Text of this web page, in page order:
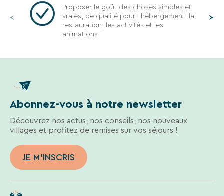
Proposer le goût des choses simples et
vraies, de qualité pour l'hébergement, la
restauration, les activités et les
animations
Abonnez-vous à notre newsletter
Découvrez nos actus, nos conseils, nos nouveaux
villages et profitez de remises sur vos séjours !
JE M'INSCRIS